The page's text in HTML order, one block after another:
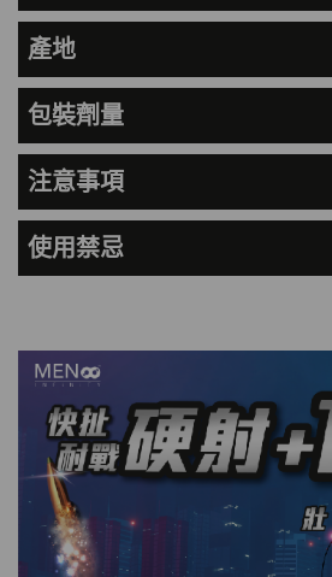
理膚泉 無香大哥大
此商品最多可加購1件
HKD$145
(到期日2027年2月)
HKD$85
產地
包裝劑量
注意事項
使用禁忌